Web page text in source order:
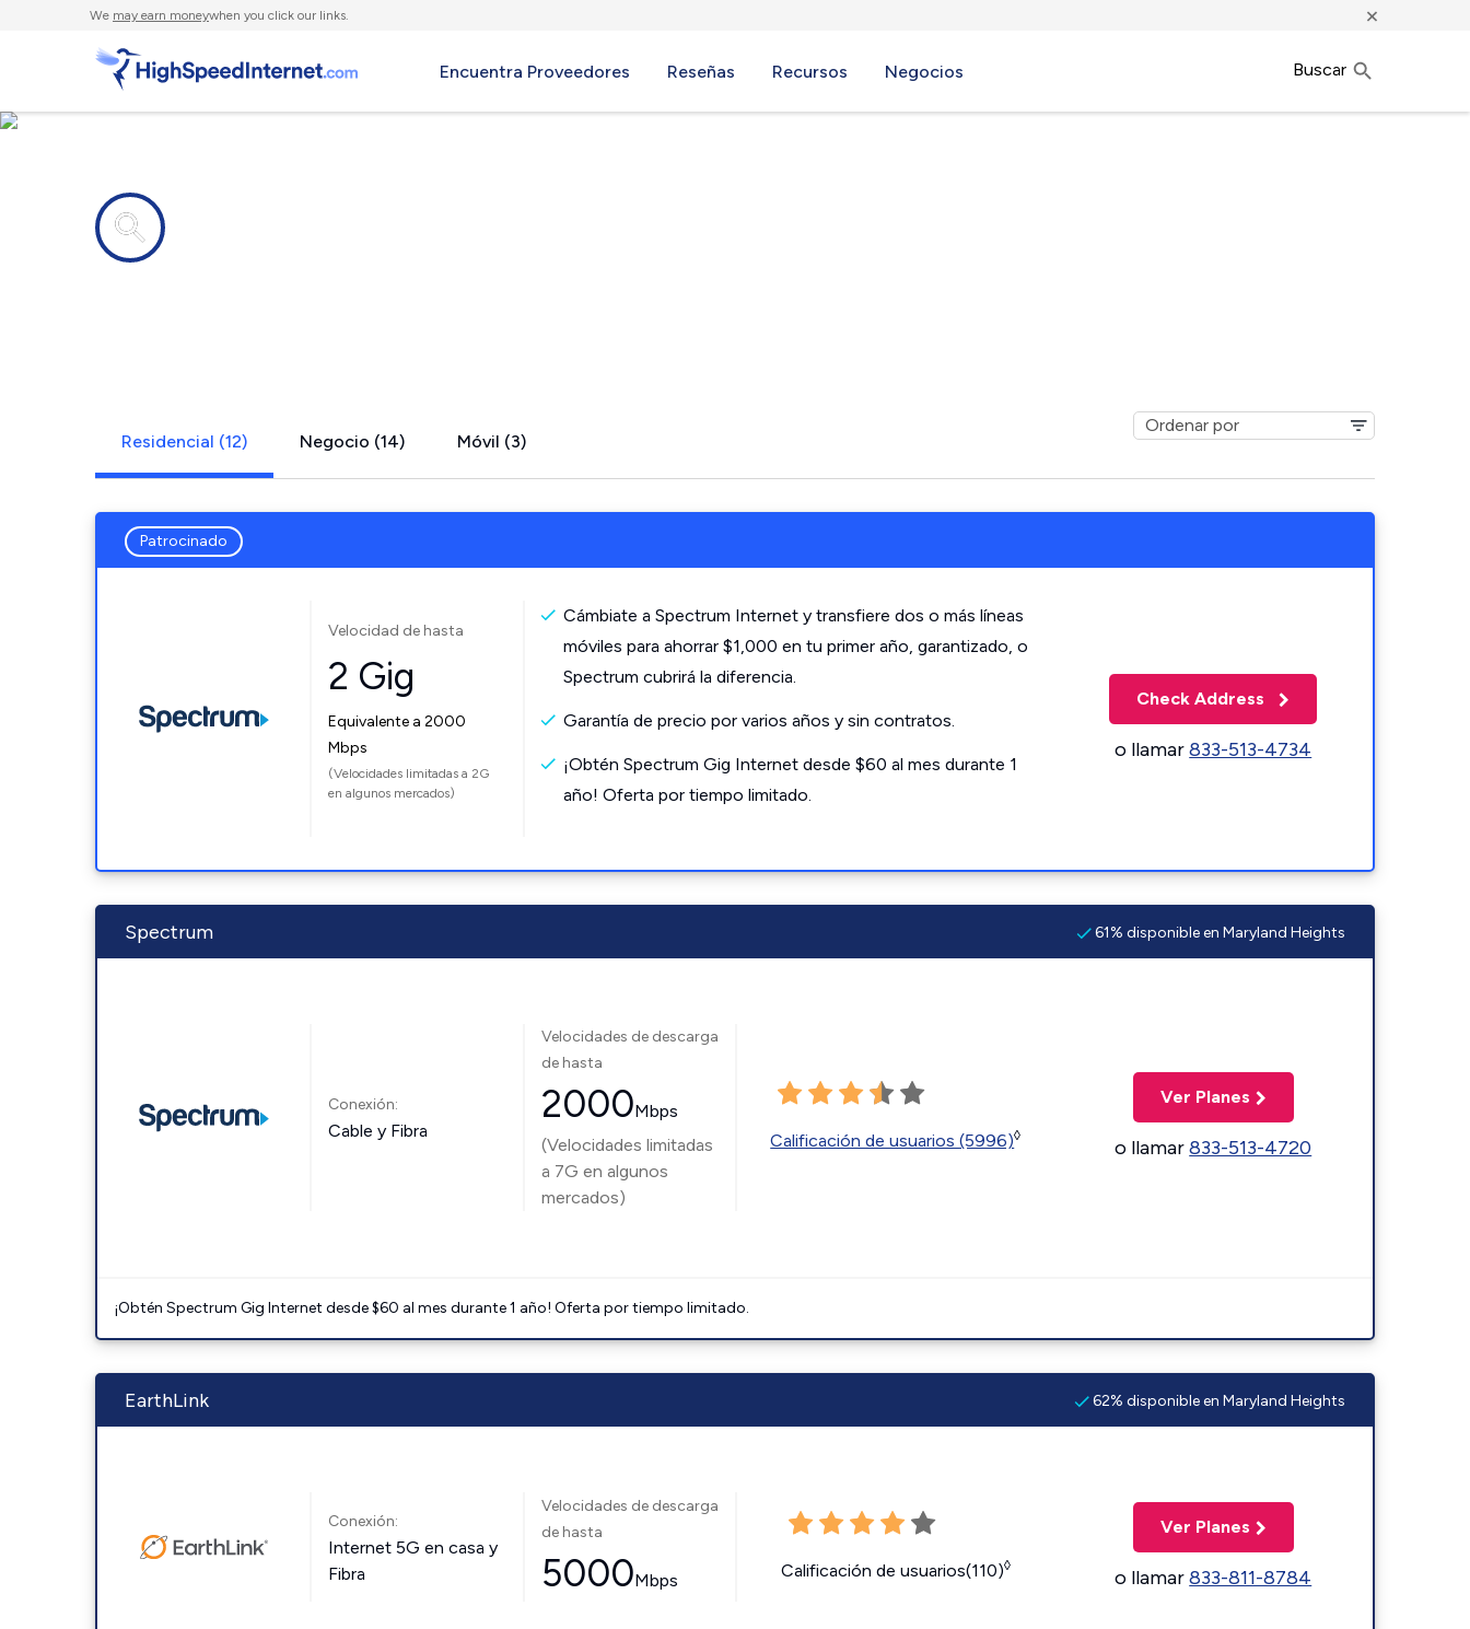
We may earn moneywhen you click our links. ×
Encuentra Proveedores Reseñas Recursos Negocios Buscar
Residencial (12) Negocio (14) Móvil (3)
Patrocinado
Velocidad de hasta
2 Gig
Equivalente a 2000
Mbps
(Velocidades limitadas a 2G
en algunos mercados)
Cámbiate a Spectrum Internet y transfiere dos o más líneas
móviles para ahorrar $1,000 en tu primer año, garantizado, o
Spectrum cubrirá la diferencia.
Garantía de precio por varios años y sin contratos.
¡Obtén Spectrum Gig Internet desde $60 al mes durante 1
año! Oferta por tiempo limitado.
Check Address
o llamar833-513-4734
Spectrum 61% disponible en Maryland Heights
Conexión:
Cable y Fibra
Velocidades de descarga
de hasta
2000Mbps
(Velocidades limitadas
a 7G en algunos
mercados)
Calificación de usuarios (5996)◊
Ver Planes
o llamar833-513-4720
¡Obtén Spectrum Gig Internet desde $60 al mes durante 1 año! Oferta por tiempo limitado.
EarthLink 62% disponible en Maryland Heights
Conexión:
Internet 5G en casa y
Fibra
Velocidades de descarga
de hasta
5000Mbps Calificación de usuarios(110)◊
Ver Planes
o llamar833-811-8784